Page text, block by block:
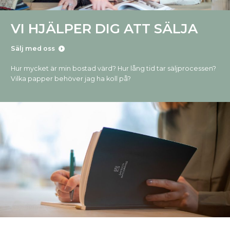
VI HJÄLPER DIG ATT SÄLJA
Sälj med oss
Hur mycket är min bostad värd? Hur lång tid tar säljprocessen?
Vilka papper behöver jag ha koll på?